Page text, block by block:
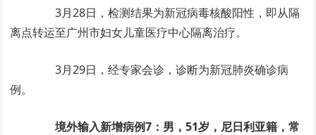
3月28日，检测结果为新冠病毒核酸阳性，即从隔
离点转运至广州市妇女儿童医疗中心隔离治疗。
3月29日，经专家会诊，诊断为新冠肺炎确诊病
例。
境外输入新增病例7：男，51岁，尼日利亚籍，常